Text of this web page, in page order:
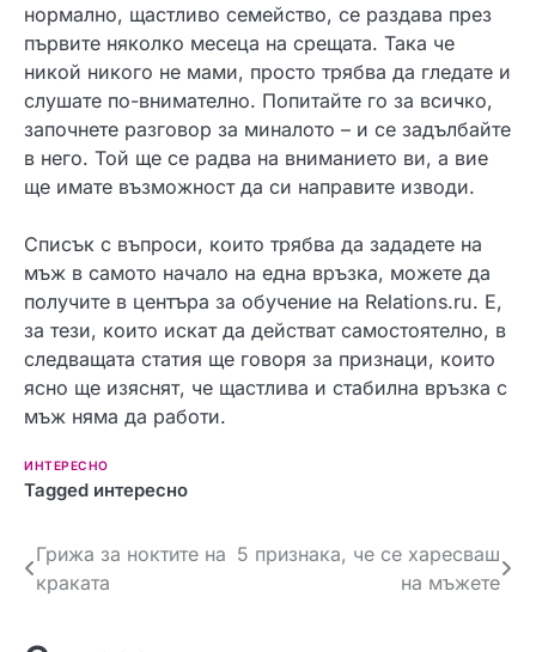
нормално, щастливо семейство, се раздава през
първите няколко месеца на срещата. Така че
никой никого не мами, просто трябва да гледате и
слушате по-внимателно. Попитайте го за всичко,
започнете разговор за миналото – и се задълбайте
в него. Той ще се радва на вниманието ви, а вие
ще имате възможност да си направите изводи.
Списък с въпроси, които трябва да зададете на
мъж в самото начало на една връзка, можете да
получите в центъра за обучение на Relations.ru. Е,
за тези, които искат да действат самостоятелно, в
следващата статия ще говоря за признаци, които
ясно ще изяснят, че щастлива и стабилна връзка с
мъж няма да работи.
ИНТЕРЕСНО
Tagged интересно
Навигация
Грижа за ноктите на
краката
5 признака, че се харесваш
на мъжете